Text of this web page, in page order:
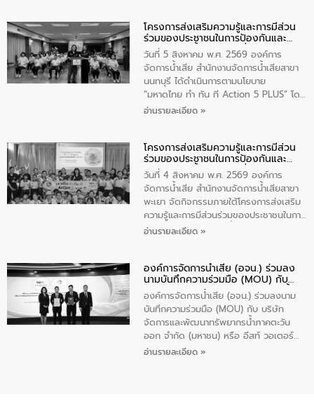
วัดสิงห์ จังหวัดชัยนาท โดยมีนายแสงชัย
สุขชื่น นายกเทศมนตรีตำบลวัดสิงห์ คณะผู้
บริหารเทศบาลตำบลวัดสิงห์ ผู้นำชุมชน และ
ประชาชนในพื้นที่เทศบาลตำบลวัดสิงก์ที่มี
ส่วนได้ส่วนเสียในโครงก่อสร้างศูนย์บริหาร
จัดการคุณภาพน้ำเทศบาลตำบลวัดสิงห์
จังหวัดชัยนาท ให้การต้อนรับ
โครงการส่งเสริมความรู้และการมีส่วน
ร่วมของประชาชนในการป้องกันและ
แก้ไขปัญหาน้ำเสียอย่างยั่งยืน
วันที่ 5 สิงหาคม พ.ศ. 2569 องค์การ
จัดการน้ำเสีย สำนักงานจัดการน้ำเสียสาขา
นนทบุรี ได้ดำเนินการตามนโยบาย
“มหาดไทย ทำ ทัน ที Action 5 PLUS” โดย
จัดโครงการส่งเสริมความรู้และการมีส่วน
“ชุมชนร่วมใจ น้ำใสยั่งยืน” ได้บรรยายให้
ความรู้เกี่ยวกับการจัดการน้ำเสียและการใช้
ถังดักไขมันให้แก่นักเรียนโรงเรียนวัดบ่อ
(นันทวิทยา) เทศบาลนครปากเกร็ด อำเภอ
ปากเกร็ด จังหวัดนนทบุรี จำนวน 30 คน
อ่านรายละเอียด »
โครงการส่งเสริมความรู้และการมีส่วน
ร่วมของประชาชนในการป้องกันและ
แก้ไขปัญหาน้ำเสียอย่างยั่งยืน
วันที่ 4 สิงหาคม พ.ศ. 2569 องค์การ
จัดการน้ำเสีย สำนักงานจัดการน้ำเสียสาขา
พะเยา จัดกิจกรรมภายใต้โครงการส่งเสริม
ความรู้และการมีส่วนร่วมของประชาชนในการ
ป้องกันและแก้ไขปัญหาน้ำเสียอย่างยั่งยืน
ชุมชนและการบำบัดน้ำเสียเบื้องต้น ให้กับ
นักเรียนชั้นประถมศึกษาปีที่ 5 โรงเรียน
เทศบาล 1 (พะเยาประชานุกูล) จำนวน 30
คน
อ่านรายละเอียด »
องค์การจัดการน้ำเสีย (อจน.) ร่วมลง
นามบันทึกความร่วมมือ (MOU) กับ
บริษัท จัดการและพัฒนาทรัพยากรน้ำ
ภาคตะวันออก จำกัด (มหาชน) หรือ อีส
ท์ วอเตอร์
องค์การจัดการน้ำเสีย (อจน.) ร่วมลงนาม
บันทึกความร่วมมือ (MOU) กับ บริษัท
จัดการและพัฒนาทรัพยากรน้ำภาคตะวัน
ออก จำกัด (มหาชน) หรือ อีสท์ วอเตอร์
เมื่อวันอังคารที่ 4 สิงหาคม 2569 ณ ห้อง
อ่านรายละเอียด »